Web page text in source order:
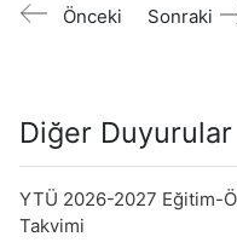
Önceki Sonraki
Diğer Duyurular
YTÜ 2026-2027 Eğitim-
Takvimi